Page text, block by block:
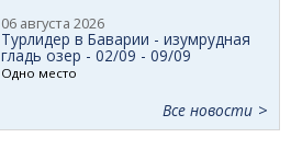
06 августа 2026
Турлидер в Баварии - изумрудная
гладь озер - 02/09 - 09/09
Одно место
Все новости